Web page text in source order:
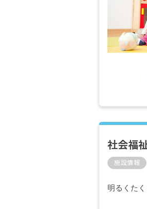
社会福
施設情報
明るくた